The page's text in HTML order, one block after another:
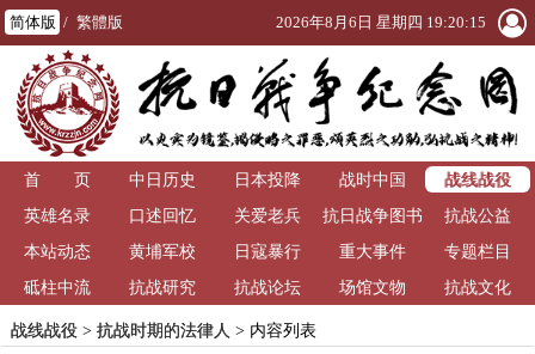
简体版 / 繁體版 2026年8月6日 星期四 19:20:15
首 页 中日历史 日本投降 战时中国
战线战役
英雄名录
口述回忆 关爱老兵
抗日战争图书
馆
抗战公益
本站动态
黄埔军校 日寇暴行 重大事件
专题栏目
砥柱中流
抗战研究 抗战论坛 场馆文物 抗战文化
战线战役> 抗战时期的法律人 > 内容列表